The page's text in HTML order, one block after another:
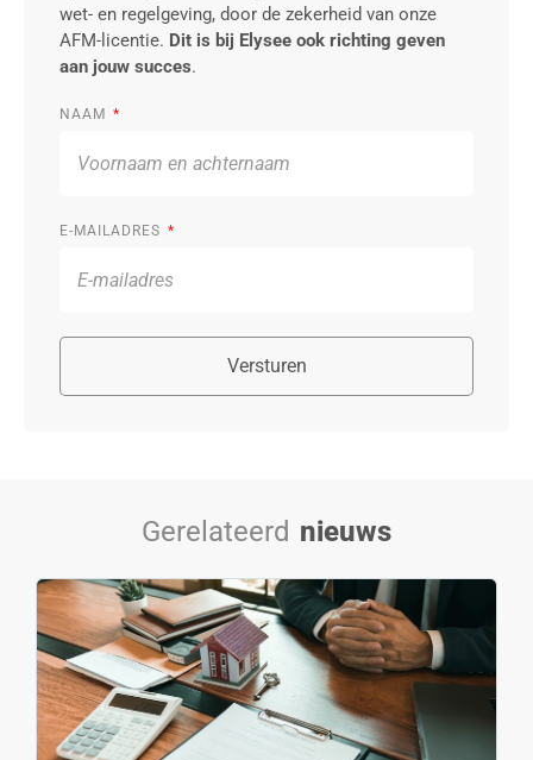
wet- en regelgeving, door de zekerheid van onze
AFM-licentie. Dit is bij Elysee ook richting geven
aan jouw succes.
NAAM
E-MAILADRES
Versturen
Gerelateerd nieuws